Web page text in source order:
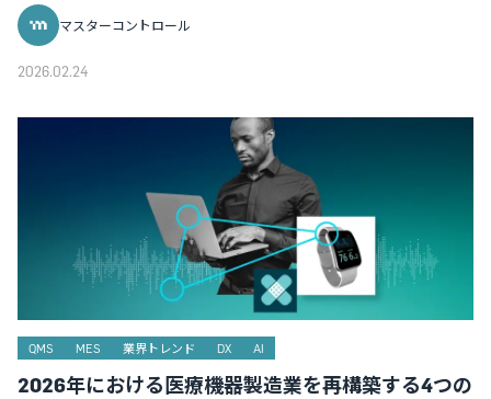
マスターコントロール
2026.02.24
QMS MES 業界トレンド DX AI
2026年における医療機器製造業を再構築する4つの